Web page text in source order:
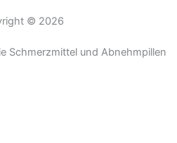
© 2026
Schmerzmittel und Abnehmpillen